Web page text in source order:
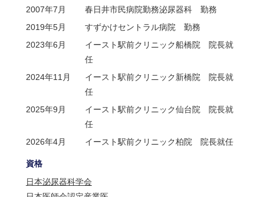
2007年7月
春日井市民病院勤務泌尿器科 勤務
2019年5月
すずかけセントラル病院 勤務
2023年6月
イースト駅前クリニック船橋院 院長就
任
2024年11月
イースト駅前クリニック新橋院 院長就
任
2025年9月
イースト駅前クリニック仙台院 院長就
任
2026年4月
イースト駅前クリニック柏院 院長就任
資格
日本泌尿器科学会